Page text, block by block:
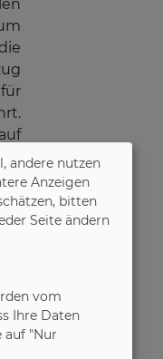
andere nutzen
Anzeigen
bitten
Seite ändern
vom
Ihre Daten
auf "Nur